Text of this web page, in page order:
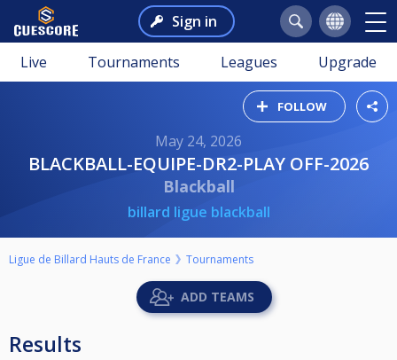
Sign in
Live Tournaments Leagues Upgrade
FOLLOW
May 24, 2026
BLACKBALL-EQUIPE-DR2-PLAY OFF-2026
Blackball
billard ligue blackball
Ligue de Billard Hauts de France Tournaments
ADD TEAMS
Results